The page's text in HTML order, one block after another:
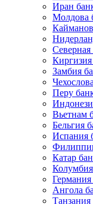
Иран
Молдова
Замбия
Перу
Вьетнам
Бельгия
Испания
Катар
Ангола